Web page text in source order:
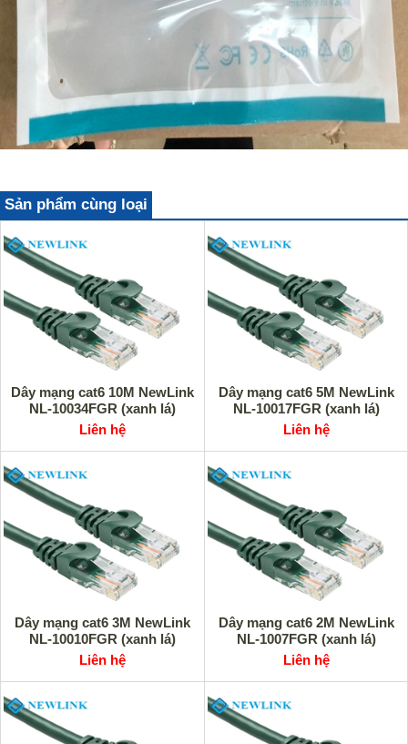
Sản phẩm cùng loại
Dây mạng cat6 10M NewLink
NL-10034FGR (xanh lá)
Liên hệ
Dây mạng cat6 5M NewLink
NL-10017FGR (xanh lá)
Liên hệ
Dây mạng cat6 3M NewLink
NL-10010FGR (xanh lá)
Liên hệ
Dây mạng cat6 2M NewLink
NL-1007FGR (xanh lá)
Liên hệ